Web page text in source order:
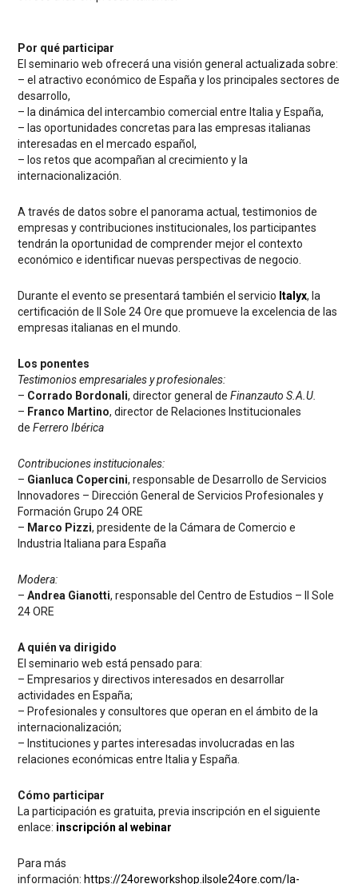
Por qué participar
El seminario web ofrecerá una visión general actualizada sobre:
– el atractivo económico de España y los principales sectores de
desarrollo,
– la dinámica del intercambio comercial entre Italia y España,
– las oportunidades concretas para las empresas italianas
interesadas en el mercado español,
– los retos que acompañan al crecimiento y la
internacionalización.
A través de datos sobre el panorama actual, testimonios de
empresas y contribuciones institucionales, los participantes
tendrán la oportunidad de comprender mejor el contexto
económico e identificar nuevas perspectivas de negocio.
Durante el evento se presentará también el servicio Italyx, la
certificación de Il Sole 24 Ore que promueve la excelencia de las
empresas italianas en el mundo.
Los ponentes
Testimonios empresariales y profesionales:
– Corrado Bordonali, director general deFinanzauto S.A.U.
– Franco Martino, director de Relaciones Institucionales
deFerrero Ibérica
Contribuciones institucionales:
– Gianluca Copercini, responsable de Desarrollo de Servicios
Innovadores – Dirección General de Servicios Profesionales y
Formación Grupo 24 ORE
– Marco Pizzi, presidente de la Cámara de Comercio e
Industria Italiana para España
Modera:
–Andrea Gianotti, responsable del Centro de Estudios – Il Sole
24 ORE
A quién va dirigido
El seminario web está pensado para:
– Empresarios y directivos interesados en desarrollar
actividades en España;
– Profesionales y consultores que operan en el ámbito de la
internacionalización;
– Instituciones y partes interesadas involucradas en las
relaciones económicas entre Italia y España.
Cómo participar
La participación es gratuita, previa inscripción en el siguiente
enlace: inscripción al webinar
Para más
información: https://24oreworkshop.ilsole24ore.com/la-